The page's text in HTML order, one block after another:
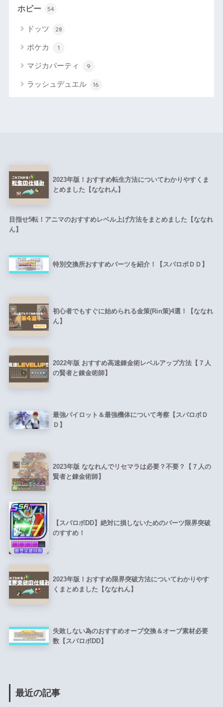
ホビー 54
ドッツ 28
ポケカ 1
マジカパーティ 9
ラッシュデュエル 16
2023年版！おすすめ転生方法についてわかりやすくま
とめました【ななれん】
目指せ5転！アニマのおすすめレベル上げ方法をまとめました【ななれ
ん】
特別交換所おすすめパーツを紹介！【スパロボＤＤ】
初心者でもすぐに始められる金策(Rin策)4選！【ななれ
ん】
2022年版 おすすめ高速錬金術レベルアップ方法【７人
の賢者と錬金術師】
最強パイロット＆最強機体について考察【スパロボＤ
Ｄ】
2023年版 ななれんでリセマラは必要？不要？【７人の
賢者と錬金術師】
【スパロボDD】絶対に損しないためのパーツ限界突破
のすすめ！
2023年版！おすすめ限界突破方法についてわかりやす
くまとめました【ななれん】
失敗しない為のおすすめオーブ交換＆オーブ素材必要
数【スパロボDD】
最近の記事